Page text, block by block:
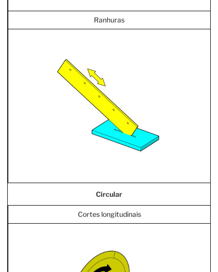
Ranhuras
Circular
Cortes longitudinais